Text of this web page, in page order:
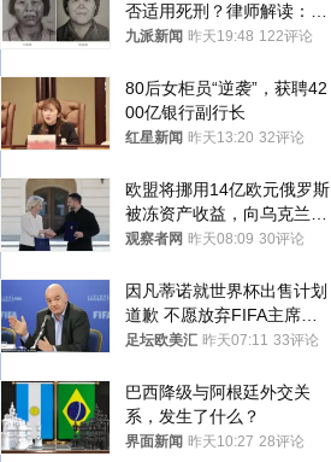
否适用死刑？律师解读：很
大概率不会被判处死刑
九派新闻 昨天19:48 122评论
80后女柜员“逆袭”，获聘42
00亿银行副行长
红星新闻 昨天13:20 32评论
欧盟将挪用14亿欧元俄罗斯
被冻资产收益，向乌克兰提
供援助
观察者网 昨天08:09 30评论
因凡蒂诺就世界杯出售计划
道歉 不愿放弃FIFA主席职
位
足坛欧美汇 昨天07:11 33评论
巴西降级与阿根廷外交关
系，发生了什么？
界面新闻 昨天10:27 28评论